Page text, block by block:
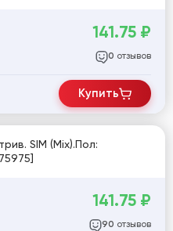
141.75 ₽
0 отзывов
Купить
SIM (Mix).Пол:
141.75 ₽
90 отзывов